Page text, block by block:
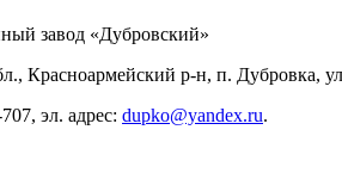
завод «Дубровский»
Красноармейский р-н, п. Дубровка,
эл. адрес: dupko@yandex.ru.